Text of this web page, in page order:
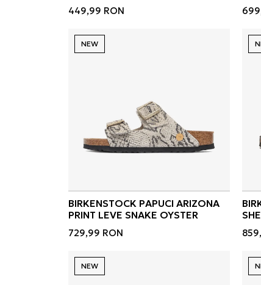
449,99 RON
NEW
BIRKENSTOCK PAPUCI ARIZONA
PRINT LEVE SNAKE OYSTER
729,99 RON
NEW